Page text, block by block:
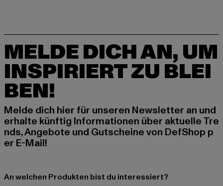
MELDE DICH AN, UM
INSPIRIERT ZU BLEI
BEN!
Melde dich hier für unseren Newsletter an und
erhalte künftig Informationen über aktuelle Tre
nds, Angebote und Gutscheine von DefShop p
er E-Mail!
An welchen Produkten bist du interessiert?